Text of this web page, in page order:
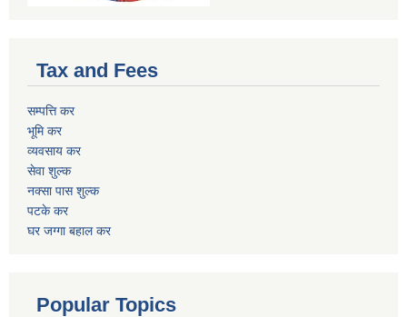
Tax and Fees
सम्पत्ति कर
भूमि कर
व्यवसाय कर
सेवा शुल्क
नक्सा पास शुल्क
पटके कर
घर जग्गा बहाल कर
Popular Topics